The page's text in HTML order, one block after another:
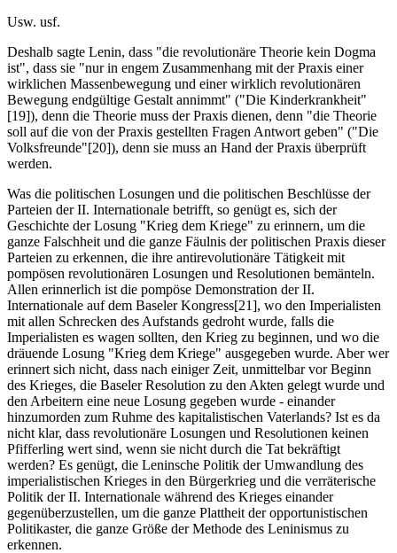
Usw. usf.
Deshalb sagte Lenin, dass "die revolutionäre Theorie kein Dogma
ist", dass sie "nur in engem Zusammenhang mit der Praxis einer
wirklichen Massenbewegung und einer wirklich revolutionären
Bewegung endgültige Gestalt annimmt" ("Die Kinderkrankheit"
[19]), denn die Theorie muss der Praxis dienen, denn "die Theorie
soll auf die von der Praxis gestellten Fragen Antwort geben" ("Die
Volksfreunde"[20]), denn sie muss an Hand der Praxis überprüft
werden.
Was die politischen Losungen und die politischen Beschlüsse der
Parteien der II. Internationale betrifft, so genügt es, sich der
Geschichte der Losung "Krieg dem Kriege" zu erinnern, um die
ganze Falschheit und die ganze Fäulnis der politischen Praxis dieser
Parteien zu erkennen, die ihre antirevolutionäre Tätigkeit mit
pompösen revolutionären Losungen und Resolutionen bemänteln.
Allen erinnerlich ist die pompöse Demonstration der II.
Internationale auf dem Baseler Kongress[21], wo den Imperialisten
mit allen Schrecken des Aufstands gedroht wurde, falls die
Imperialisten es wagen sollten, den Krieg zu beginnen, und wo die
dräuende Losung "Krieg dem Kriege" ausgegeben wurde. Aber wer
erinnert sich nicht, dass nach einiger Zeit, unmittelbar vor Beginn
des Krieges, die Baseler Resolution zu den Akten gelegt wurde und
den Arbeitern eine neue Losung gegeben wurde - einander
hinzumorden zum Ruhme des kapitalistischen Vaterlands? Ist es da
nicht klar, dass revolutionäre Losungen und Resolutionen keinen
Pfifferling wert sind, wenn sie nicht durch die Tat bekräftigt
werden? Es genügt, die Leninsche Politik der Umwandlung des
imperialistischen Krieges in den Bürgerkrieg und die verräterische
Politik der II. Internationale während des Krieges einander
gegenüberzustellen, um die ganze Plattheit der opportunistischen
Politikaster, die ganze Größe der Methode des Leninismus zu
erkennen.